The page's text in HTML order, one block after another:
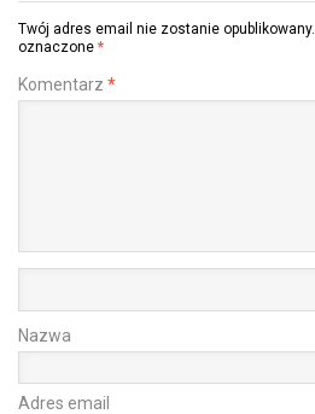
Twój adres email nie zostanie opublikowany.
oznaczone *
Komentarz *
Nazwa
Adres email